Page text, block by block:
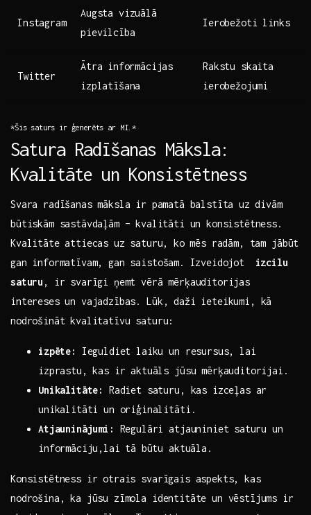
Instagram
Augsta‌ vizuālā
pievilcība
Ierobežoti links
Twitter
Ātra ⁢informācijas
izplatīšana
Rakstu skaita
ierobežojumi
*Šis saturs ir ģenerēts ar MI.*
Satura Radīšanas​ Māksla:
Kvalitāte⁣ un Konsistētness
Svara radīšanas māksla ir ⁢pamatā balstīta uz ⁣divām
būtiskām sastāvdaļām – ⁢kvalitāti un konsistētness.
Kvalitāte attiecas uz⁤ saturu, ⁣ko mēs radām, tam jābūt
gan informatīvam, gan saistošam.⁢ Izveidojot ‌ izcilu
saturu , ir svarīgi ņemt vērā mērķauditorijas
intereses un vajadzības. Lūk, daži ieteikumi, kā
nodrošināt kvalitatīvu saturu:
izpēte:
Ieguldiet laiku un resursus, lai
izprastu, kas ir ​aktuāls jūsu mērķauditorijai.
Unikalitāte:
Radiet saturu, kas izceļas ar
unikalitāti un oriģinalitāti.
Atjauninājumi:
Regulāri atjauniniet ⁤saturu un
informāciju,lai⁣ tā būtu aktuāla.
Konsistētness ir otrais svarīgais aspekts, kas
nodrošina, ka jūsu zīmola ​identitāte un vēstījums ir